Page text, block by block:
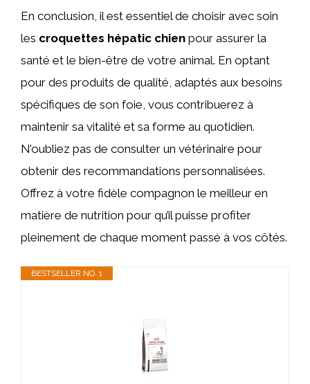
En conclusion, il est essentiel de choisir avec soin
les croquettes hépatic chien pour assurer la
santé et le bien-être de votre animal. En optant
pour des produits de qualité, adaptés aux besoins
spécifiques de son foie, vous contribuerez à
maintenir sa vitalité et sa forme au quotidien.
N’oubliez pas de consulter un vétérinaire pour
obtenir des recommandations personnalisées.
Offrez à votre fidèle compagnon le meilleur en
matière de nutrition pour qu’il puisse profiter
pleinement de chaque moment passé à vos côtés.
BESTSELLER NO. 1